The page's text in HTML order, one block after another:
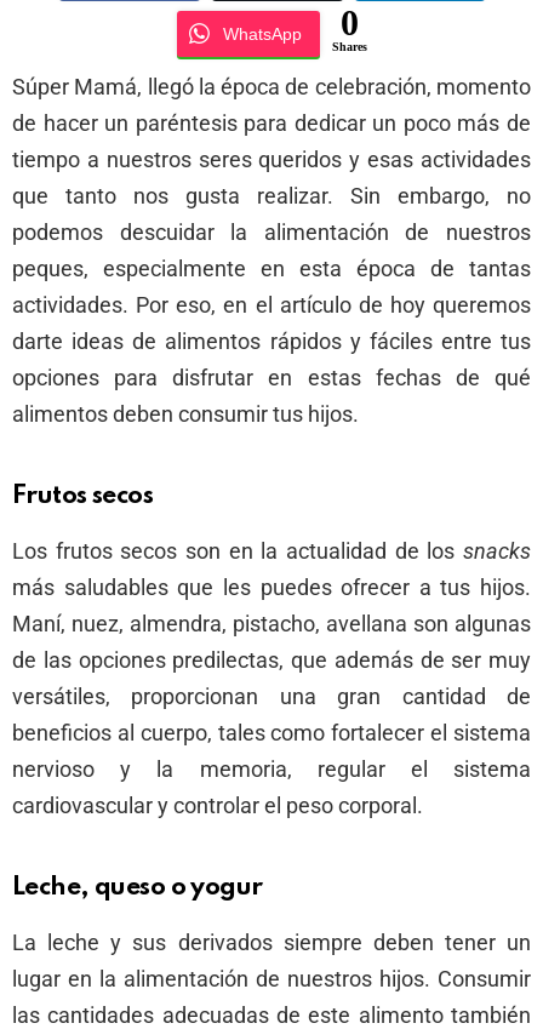
WhatsApp 0
Shares
Súper Mamá, llegó la época de celebración, momento
de hacer un paréntesis para dedicar un poco más de
tiempo a nuestros seres queridos y esas actividades
que tanto nos gusta realizar. Sin embargo, no
podemos descuidar la alimentación de nuestros
peques, especialmente en esta época de tantas
actividades. Por eso, en el artículo de hoy queremos
darte ideas de alimentos rápidos y fáciles entre tus
opciones para disfrutar en estas fechas de qué
alimentos deben consumir tus hijos.
Frutos secos
Los frutos secos son en la actualidad de los snacks
más saludables que les puedes ofrecer a tus hijos.
Maní, nuez, almendra, pistacho, avellana son algunas
de las opciones predilectas, que además de ser muy
versátiles, proporcionan una gran cantidad de
beneficios al cuerpo, tales como fortalecer el sistema
nervioso y la memoria, regular el sistema
cardiovascular y controlar el peso corporal.
Leche, queso o yogur
La leche y sus derivados siempre deben tener un
lugar en la alimentación de nuestros hijos. Consumir
las cantidades adecuadas de este alimento también